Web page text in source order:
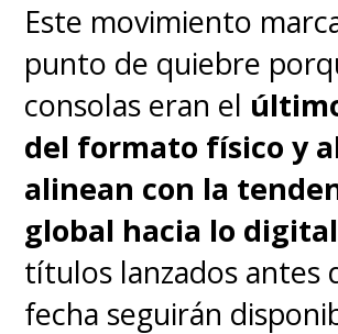
Este movimiento
punto de quiebre
consolas eran el
del formato físico y
alinean con la
global hacia lo digital
títulos lanzados antes
fecha seguirán